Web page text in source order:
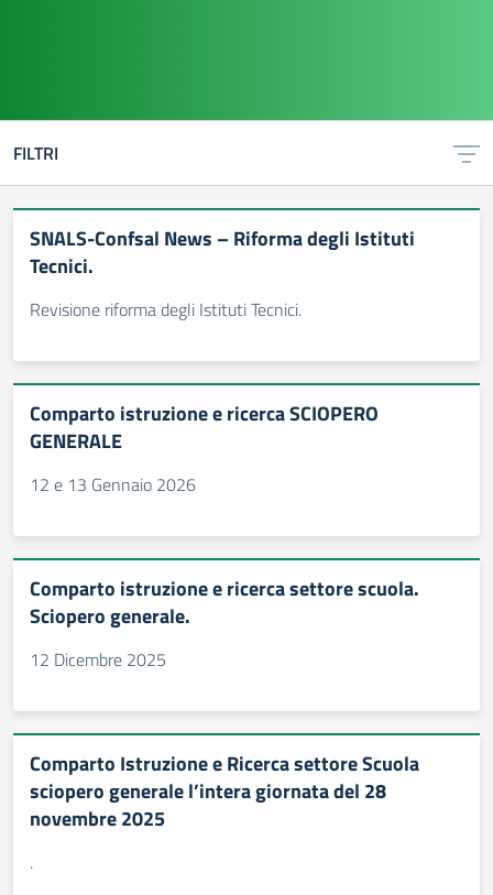
FILTRI
SNALS-Confsal News – Riforma degli Istituti
Tecnici.
Revisione riforma degli Istituti Tecnici.
Comparto istruzione e ricerca SCIOPERO
GENERALE
12 e 13 Gennaio 2026
Comparto istruzione e ricerca settore scuola.
Sciopero generale.
12 Dicembre 2025
Comparto Istruzione e Ricerca settore Scuola
sciopero generale l’intera giornata del 28
novembre 2025
.